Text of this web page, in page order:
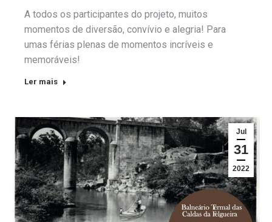
A todos os participantes do projeto, muitos
momentos de diversão, convívio e alegria! Para
umas férias plenas de momentos incríveis e
memoráveis!
Ler mais
Jul
31
2022